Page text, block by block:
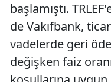
başlamıştı.
de Vakıfbank,
vadelerde geri
değişken faiz